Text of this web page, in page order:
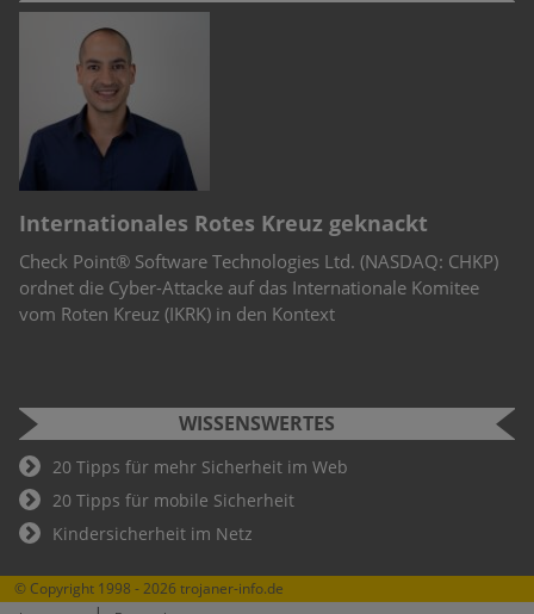
Internationales Rotes Kreuz geknackt
Check Point® Software Technologies Ltd. (NASDAQ: CHKP)
ordnet die Cyber-Attacke auf das Internationale Komitee
vom Roten Kreuz (IKRK) in den Kontext
WISSENSWERTES
20 Tipps für mehr Sicherheit im Web
20 Tipps für mobile Sicherheit
Kindersicherheit im Netz
© Copyright 1998 - 2026 trojaner-info.de